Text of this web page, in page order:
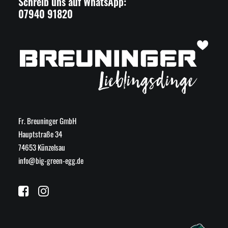
07940 91820
Fr. Breuninger GmbH
Hauptstraße 34
74653 Künzelsau
info@big-green-egg.de